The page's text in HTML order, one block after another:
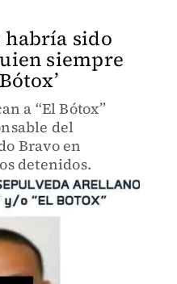
habría sido
siempre
a “El Bótox”
del
Bravo en
detenidos.